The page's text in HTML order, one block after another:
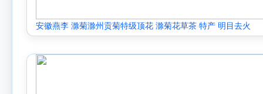
安徽燕李 滁菊滁州贡菊特级顶花 滁菊花草茶 特产 明目去火